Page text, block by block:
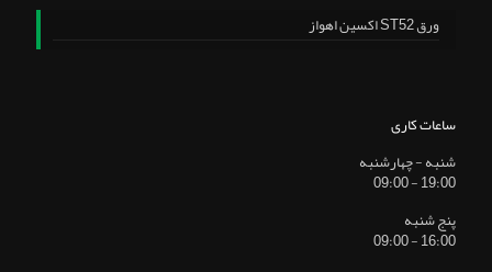
ورق ST52 اکسین اهواز
ساعات کاری
شنبه - چهارشنبه
19:00 - 09:00
پنج شنبه
16:00 - 09:00